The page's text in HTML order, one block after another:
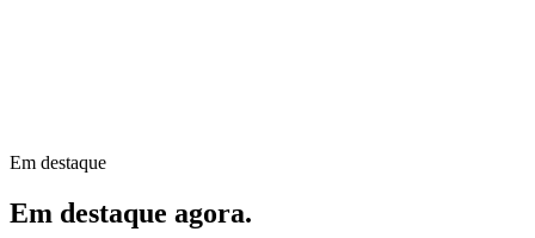
Em destaque
Em destaque agora.